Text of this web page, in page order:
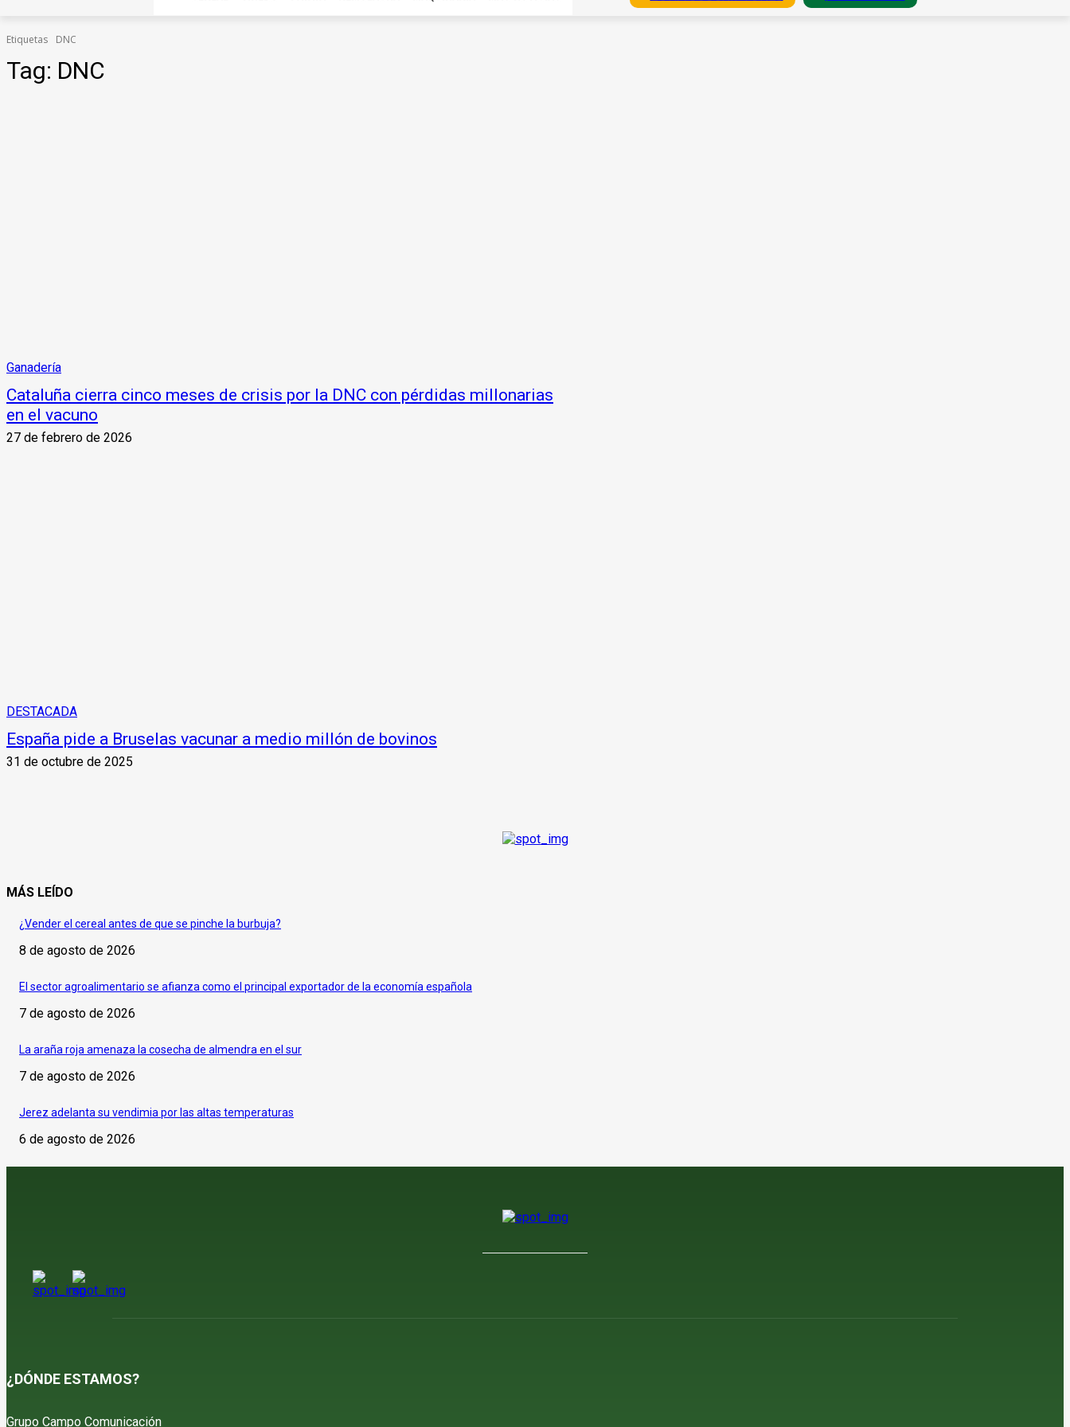
Etiquetas DNC
Tag: DNC
Ganadería
Cataluña cierra cinco meses de crisis por la DNC con pérdidas millonarias
en el vacuno
27 de febrero de 2026
DESTACADA
España pide a Bruselas vacunar a medio millón de bovinos
31 de octubre de 2025
MÁS LEÍDO
¿Vender el cereal antes de que se pinche la burbuja?
8 de agosto de 2026
El sector agroalimentario se afianza como el principal exportador de la economía española
7 de agosto de 2026
La araña roja amenaza la cosecha de almendra en el sur
7 de agosto de 2026
Jerez adelanta su vendimia por las altas temperaturas
6 de agosto de 2026
¿DÓNDE ESTAMOS?
Grupo Campo Comunicación